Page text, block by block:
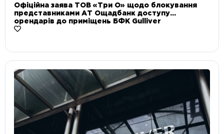
Офіційна заява ТОВ «Три О» щодо блокування
представниками АТ Ощадбанк доступу
орендарів до приміщень БФК Gulliver